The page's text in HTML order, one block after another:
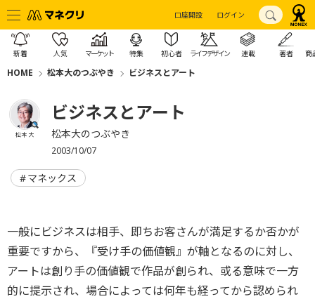
口座開設 ログイン
新着 人気 マーケット 特集 初心者 ライフデザイン 連載 著者 商
HOME 松本大のつぶやき ビジネスとアート
松本 大
ビジネスとアート
松本大のつぶやき
2003/10/07
マネックス
一般にビジネスは相手、即ちお客さんが満足するか否かが
重要ですから、『受け手の価値観』が軸となるのに対し、
アートは創り手の価値観で作品が創られ、或る意味で一方
的に提示され、場合によっては何年も経ってから認められ